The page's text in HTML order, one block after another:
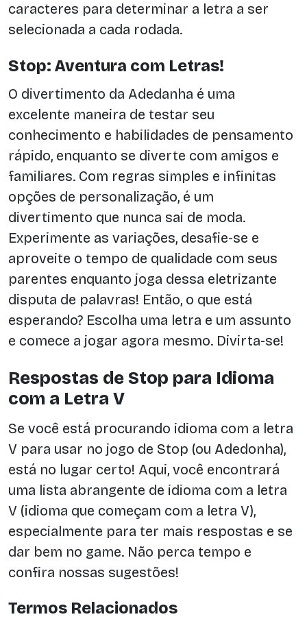
caracteres para determinar a letra a ser
selecionada a cada rodada.
Stop: Aventura com Letras!
O divertimento da Adedanha é uma
excelente maneira de testar seu
conhecimento e habilidades de pensamento
rápido, enquanto se diverte com amigos e
familiares. Com regras simples e infinitas
opções de personalização, é um
divertimento que nunca sai de moda.
Experimente as variações, desafie-se e
aproveite o tempo de qualidade com seus
parentes enquanto joga dessa eletrizante
disputa de palavras! Então, o que está
esperando? Escolha uma letra e um assunto
e comece a jogar agora mesmo. Divirta-se!
Respostas de Stop para Idioma
com a Letra V
Se você está procurando idioma com a letra
V para usar no jogo de Stop (ou Adedonha),
está no lugar certo! Aqui, você encontrará
uma lista abrangente de idioma com a letra
V (idioma que começam com a letra V),
especialmente para ter mais respostas e se
dar bem no game. Não perca tempo e
confira nossas sugestões!
Termos Relacionados